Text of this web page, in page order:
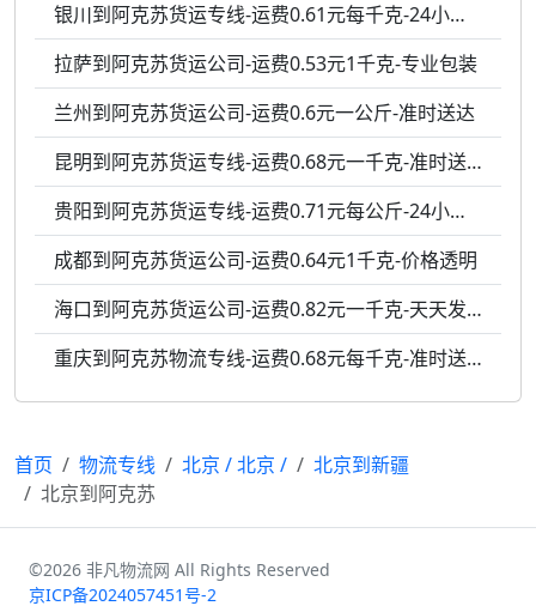
银川到阿克苏货运专线-运费0.61元每千克-24小时服务
拉萨到阿克苏货运公司-运费0.53元1千克-专业包装
兰州到阿克苏货运公司-运费0.6元一公斤-准时送达
昆明到阿克苏货运专线-运费0.68元一千克-准时送达
贵阳到阿克苏货运专线-运费0.71元每公斤-24小时服务
成都到阿克苏货运公司-运费0.64元1千克-价格透明
海口到阿克苏货运公司-运费0.82元一千克-天天发车
重庆到阿克苏物流专线-运费0.68元每千克-准时送达
首页 物流专线 北京 /北京 /
北京到新疆
北京到阿克苏
©2026 非凡物流网 All Rights Reserved
京ICP备2024057451号-2